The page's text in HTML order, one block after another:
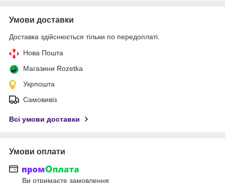
Умови доставки
Доставка здійснюється тільки по передоплаті.
Нова Пошта
Магазини Rozetka
Укрпошта
Самовивіз
Всі умови доставки
Умови оплати
Ви отримаєте замовлення